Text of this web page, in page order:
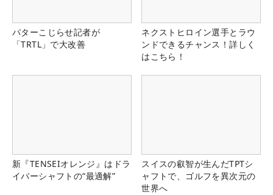
パターこじらせ記者が
「TRTL」で大改善
ネクストヒロイン選手とラウ
ンドできるチャンス！詳しく
はこちら！
新『TENSEIオレンジ』はドラ
イバーシャフトの“最適解”
スイスの叡智が生んだTPTシ
ャフトで、ゴルフを異次元の
世界へ